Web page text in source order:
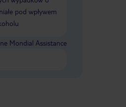
pod wpływem
Mondial Assistance